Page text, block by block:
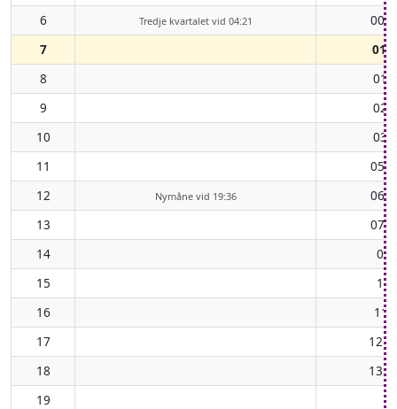
6
Tredje kvartalet vid 04:21
7
8
9
10
11
12
Nymåne vid 19:36
13
14
15
16
17
18
19